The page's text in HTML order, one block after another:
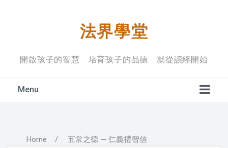
法界學堂
開啟孩子的智慧 培育孩子的品德 就從讀經開始
Menu
學堂宗旨
Home / 五常之德 ─ 仁義禮智信